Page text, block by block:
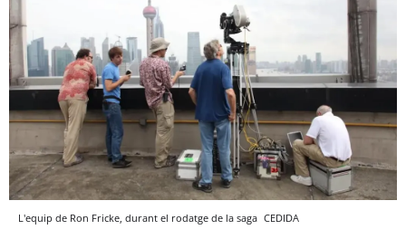
L'equip de Ron Fricke, durant el rodatge de la saga CEDIDA